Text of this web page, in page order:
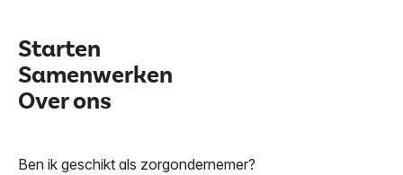
Starten
Samenwerken
Over ons
Ben ik geschikt als zorgondernemer?